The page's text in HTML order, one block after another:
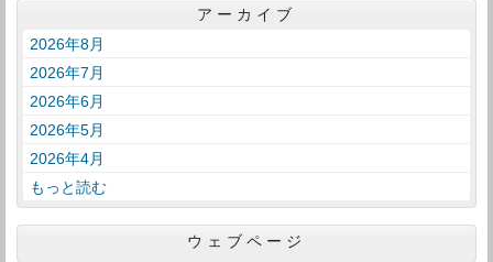
アーカイブ
2026年8月
2026年7月
2026年6月
2026年5月
2026年4月
もっと読む
ウェブページ